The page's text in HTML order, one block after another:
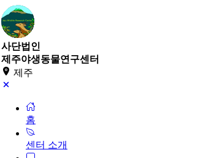
사단법인
제주야생동물연구센터
제주
홈
센터 소개